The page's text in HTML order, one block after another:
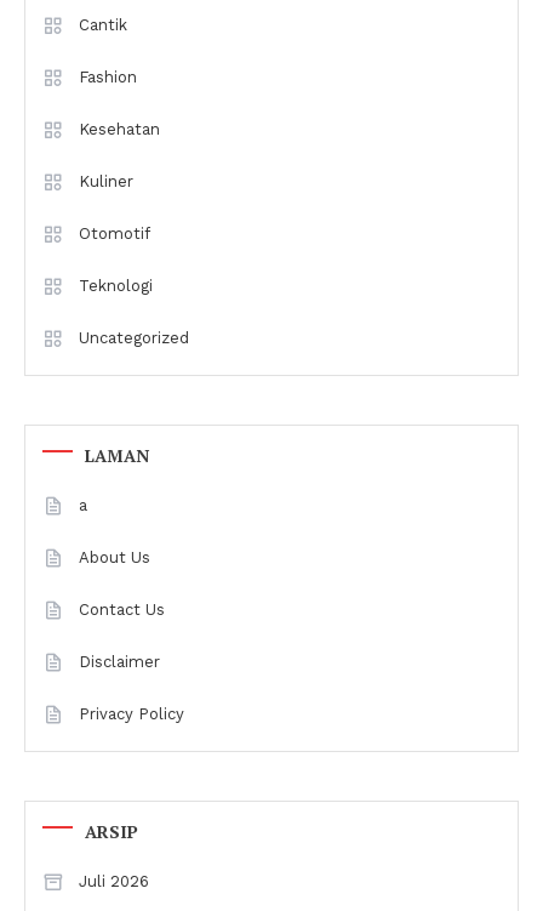
Cantik
Fashion
Kesehatan
Kuliner
Otomotif
Teknologi
Uncategorized
LAMAN
a
About Us
Contact Us
Disclaimer
Privacy Policy
ARSIP
Juli 2026